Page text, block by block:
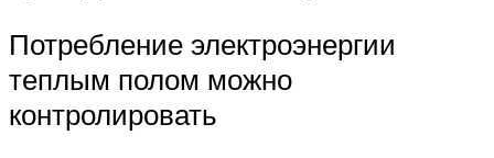
Потребление электроэнергии
теплым полом можно
контролировать